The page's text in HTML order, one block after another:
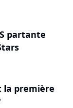
partante
la première